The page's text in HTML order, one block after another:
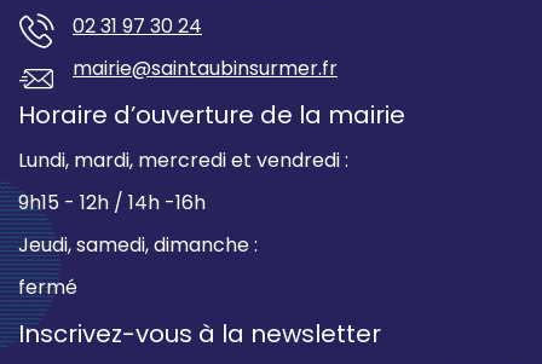
02 31 97 30 24
mairie@saintaubinsurmer.fr
Horaire d’ouverture de la mairie
Lundi, mardi, mercredi et vendredi :
9h15 - 12h / 14h -16h
Jeudi, samedi, dimanche :
fermé
Inscrivez-vous à la newsletter